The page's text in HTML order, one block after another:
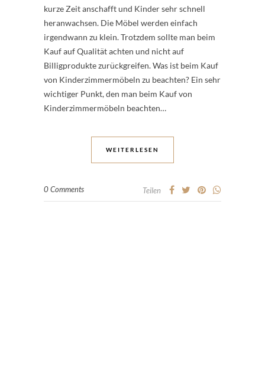
kurze Zeit anschafft und Kinder sehr schnell
heranwachsen. Die Möbel werden einfach
irgendwann zu klein. Trotzdem sollte man beim
Kauf auf Qualität achten und nicht auf
Billigprodukte zurückgreifen. Was ist beim Kauf
von Kinderzimmermöbeln zu beachten? Ein sehr
wichtiger Punkt, den man beim Kauf von
Kinderzimmermöbeln beachten…
WEITERLESEN
0 Comments Teilen